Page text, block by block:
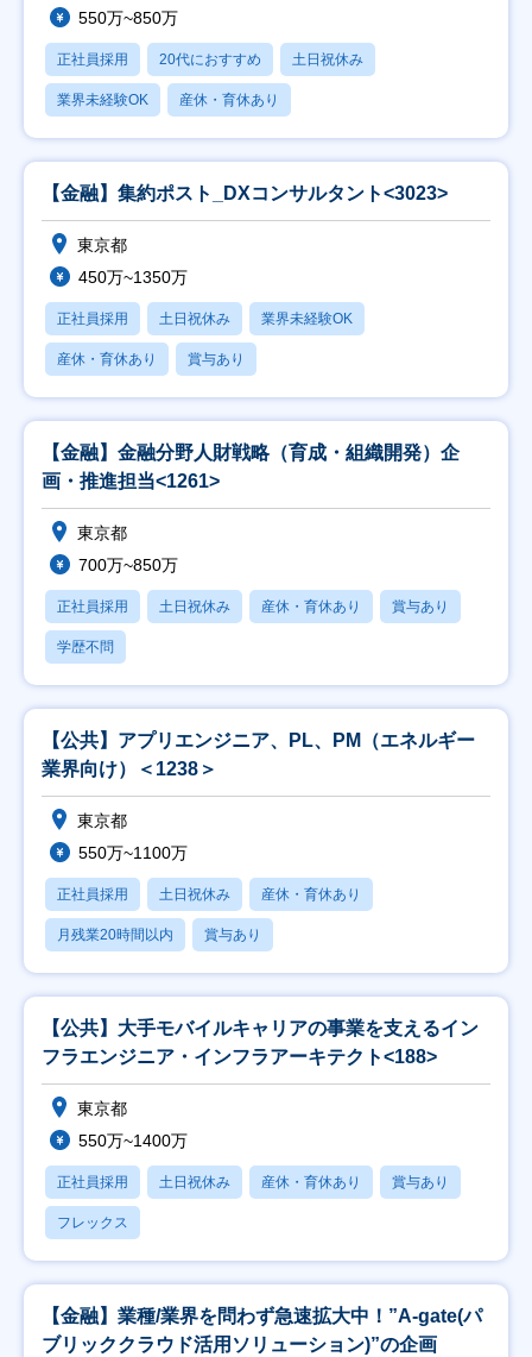
550万~850万
正社員採用 20代におすすめ 土日祝休み
業界未経験OK 産休・育休あり
【金融】集約ポスト_DXコンサルタント<3023>
東京都
450万~1350万
正社員採用 土日祝休み 業界未経験OK
産休・育休あり 賞与あり
【金融】金融分野人財戦略（育成・組織開発）企
画・推進担当<1261>
東京都
700万~850万
正社員採用 土日祝休み 産休・育休あり 賞与あり
学歴不問
【公共】アプリエンジニア、PL、PM（エネルギー
業界向け）＜1238＞
東京都
550万~1100万
正社員採用 土日祝休み 産休・育休あり
月残業20時間以内 賞与あり
【公共】大手モバイルキャリアの事業を支えるイン
フラエンジニア・インフラアーキテクト<188>
東京都
550万~1400万
正社員採用 土日祝休み 産休・育休あり 賞与あり
フレックス
【金融】業種/業界を問わず急速拡大中！”A-gate(パ
ブリッククラウド活用ソリューション)”の企画